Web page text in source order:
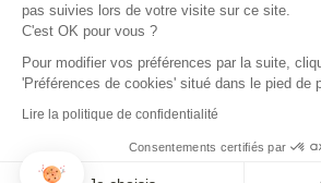
CONTACT
Mail : hello@soi-
Whatsapp
Nos Boutiques
pas suivies lors de votre visite sur ce site.
C'est OK pour vous ?
Pour modifier vos préférences par la suite,
'Préférences de cookies' situé dans le pied de
Lire la politique de confidentialité
Consentements certifiés par